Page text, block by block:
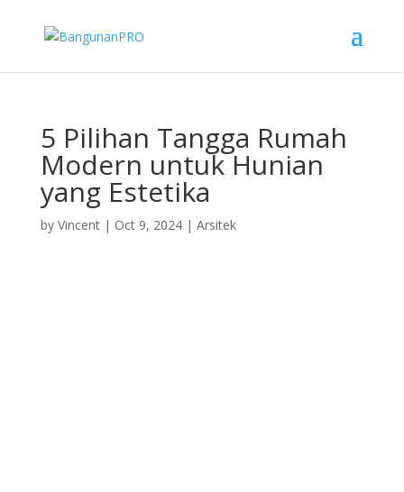
5 Pilihan Tangga Rumah
Modern untuk Hunian
yang Estetika
by Vincent| Oct 9, 2024| Arsitek